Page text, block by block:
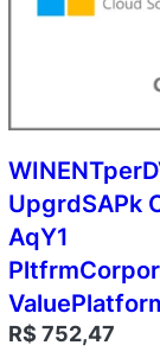
UpgrdSAPk
AqY1
R$ 752,47